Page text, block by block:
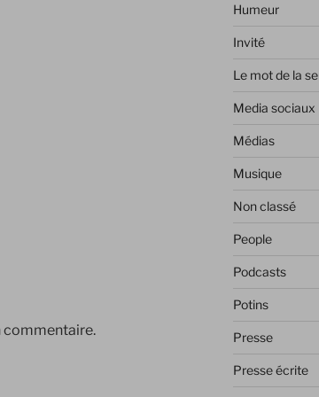
commentaire.
Humeur
Invité
Le mot de la
Media sociaux
Médias
Musique
Non classé
People
Podcasts
Potins
Presse
Presse écrite